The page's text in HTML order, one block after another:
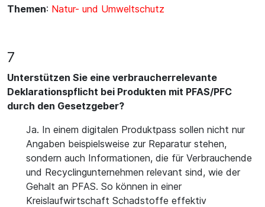
Themen: Natur- und Umweltschutz
7
Unterstützen Sie eine verbraucherrelevante
Deklarationspflicht bei Produkten mit PFAS/PFC
durch den Gesetzgeber?
Ja. In einem digitalen Produktpass sollen nicht nur
Angaben beispielsweise zur Reparatur stehen,
sondern auch Informationen, die für Verbrauchende
und Recyclingunternehmen relevant sind, wie der
Gehalt an PFAS. So können in einer
Kreislaufwirtschaft Schadstoffe effektiv